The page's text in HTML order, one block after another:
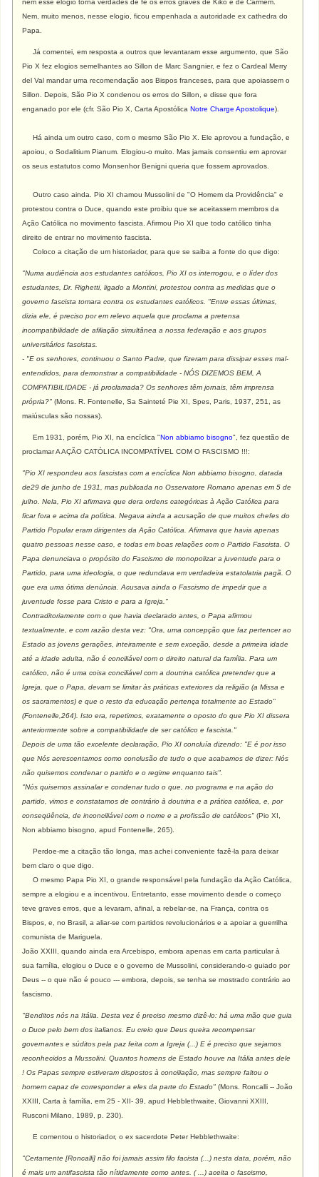
nem esse elogio torna verdades de fé os erros graves de Kiko e de Carmem.
Nem, muito menos, nesse elogio, ficou empenhada a autoridade ex cathedra do
Papa.
Já comentei, em resposta a outros que levantaram esse argumento, que São
Pio X fez elogios semelhantes ao Sillon de Marc Sangnier, e fez o Cardeal Merry
del Val mandar uma recomendação aos Bispos franceses, para que apoiassem o
Sillon. Depois, São Pio X condenou os erros do Sillon, e disse que fora
enganado por ele (cfr. São Pio X, Carta ApostólicaNotre Charge Apostolique).
Há ainda um outro caso, com o mesmo São Pio X. Ele aprovou a fundação, e
apoiou, o Sodalitium Pianum. Elogiou-o muito. Mas jamais consentiu em aprovar
os seus estatutos como Monsenhor Benigni queria que fossem aprovados.
Outro caso ainda. Pio XI chamou Mussolini de "O Homem da Providência" e
protestou contra o Duce, quando este proibiu que se aceitassem membros da
Ação Católica no movimento fascista. Afirmou Pio XI que todo católico tinha
direito de entrar no movimento fascista.
Coloco a citação de um historiador, para que se saiba a fonte do que digo:
"Numa audiência aos estudantes católicos, Pio XI os interrogou, e o líder dos
estudantes, Dr. Righetti, ligado a Montini, protestou contra as medidas que o
governo fascista tomara contra os estudantes católicos. "Entre essas últimas,
dizia ele, é preciso por em relevo aquela que proclama a pretensa
incompatibilidade de afiliação simultânea a nossa federação e aos grupos
universitários fascistas.
- "E os senhores, continuou o Santo Padre, que fizeram para dissipar esses mal-
entendidos, para demonstrar a compatibilidade - NÓS DIZEMOS BEM, A
COMPATIBILIDADE - já proclamada? Os senhores têm jornais, têm imprensa
própria?" (Mons. R. Fontenelle, Sa Sainteté Pie XI, Spes, Paris, 1937, 251, as
maiúsculas são nossas).
Em 1931, porém, Pio XI, na encíclica "Non abbiamo bisogno", fez questão de
proclamar A AÇÃO CATÓLICA INCOMPATÍVEL COM O FASCISMO !!!:
"Pio XI respondeu aos fascistas com a encíclica Non abbiamo bisogno, datada
de29 de junho de 1931, mas publicada no Osservatore Romano apenas em 5 de
julho. Nela, Pio XI afirmava que dera ordens categóricas à Ação Católica para
ficar fora e acima da política. Negava ainda a acusação de que muitos chefes do
Partido Popular eram dirigentes da Ação Católica. Afirmava que havia apenas
quatro pessoas nesse caso, e todas em boas relações com o Partido Fascista. O
Papa denunciava o propósito do Fascismo de monopolizar a juventude para o
Partido, para uma ideologia, o que redundava em verdadeira estatolatria pagã. O
que era uma ótima denúncia. Acusava ainda o Fascismo de impedir que a
juventude fosse para Cristo e para a Igreja."
Contraditoriamente com o que havia declarado antes, o Papa afirmou
textualmente, e com razão desta vez: "Ora, uma concepção que faz pertencer ao
Estado as jovens gerações, inteiramente e sem exceção, desde a primeira idade
até a idade adulta, não é conciliável com o direito natural da família. Para um
católico, não é uma coisa conciliável com a doutrina católica pretender que a
Igreja, que o Papa, devam se limitar às práticas exteriores da religião (a Missa e
os sacramentos) e que o resto da educação pertença totalmente ao Estado"
(Fontenelle,264). Isto era, repetimos, exatamente o oposto do que Pio XI dissera
anteriormente sobre a compatibilidade de ser católico e fascista."
Depois de uma tão excelente declaração, Pio XI concluía dizendo: "E é por isso
que Nós acrescentamos como conclusão de tudo o que acabamos de dizer: Nós
não quisemos condenar o partido e o regime enquanto tais".
"Nós quisemos assinalar e condenar tudo o que, no programa e na ação do
partido, vimos e constatamos de contrário à doutrina e a prática católica, e, por
conseqüência, de inconciliável com o nome e a profissão de católicos" (Pio XI,
Non abbiamo bisogno, apud Fontenelle, 265).
Perdoe-me a citação tão longa, mas achei conveniente fazê-la para deixar
bem claro o que digo.
O mesmo Papa Pio XI, o grande responsável pela fundação da Ação Católica,
sempre a elogiou e a incentivou. Entretanto, esse movimento desde o começo
teve graves erros, que a levaram, afinal, a rebelar-se, na França, contra os
Bispos, e, no Brasil, a aliar-se com partidos revolucionários e a apoiar a guerrilha
comunista de Mariguela.
João XXIII, quando ainda era Arcebispo, embora apenas em carta particular à
sua família, elogiou o Duce e o governo de Mussolini, considerando-o guiado por
Deus -- o que não é pouco --- embora, depois, se tenha se mostrado contrário ao
fascismo.
"Benditos nós na Itália. Desta vez é preciso mesmo dizê-lo: há uma mão que guia
o Duce pelo bem dos italianos. Eu creio que Deus queira recompensar
governantes e súditos pela paz feita com a Igreja (...) E é preciso que sejamos
reconhecidos a Mussolini. Quantos homens de Estado houve na Itália antes dele
! Os Papas sempre estiveram dispostos à conciliação, mas sempre faltou o
homem capaz de corresponder a eles da parte do Estado"(Mons. Roncalli -- João
XXIII, Carta à família, em 25 - XII- 39, apud Hebblethwaite, Giovanni XXIII,
Rusconi Milano, 1989, p. 230).
E comentou o historiador, o ex sacerdote Peter Hebblethwaite:
"Certamente [Roncalli] não foi jamais assim filo facista (...) nesta data, porém, não
é mais um antifascista tão nítidamente como antes. ( ...) aceita o fascismo,